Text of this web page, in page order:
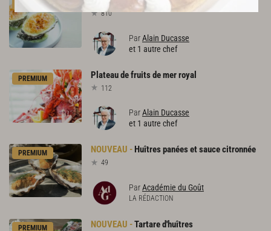
PREMIUM
810
ParAlain Ducasse
et 1 autre chef
PREMIUM Plateaudefruitsdemerroyal
112
ParAlain Ducasse
et 1 autre chef
PREMIUM Huîtrespanéesetsaucecitronnée
49
ParAcadémie du Goût
LA RÉDACTION
PREMIUM Tartared'huîtres